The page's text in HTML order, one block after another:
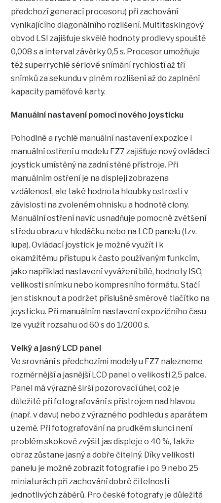
předchozí generací procesoru) při zachování
vynikajícího diagonálního rozlišení. Multitaskingový
obvod LSI zajišťuje skvělé hodnoty prodlevy spouště
0,008 s a interval závěrky 0,5 s. Procesor umožňuje
též superrychlé sériové snímání rychlostí až tří
snímků za sekundu v plném rozlišení až do zaplnění
kapacity paměťové karty.
Manuální nastavení pomocí nového joysticku
Pohodlné a rychlé manuální nastavení expozice i
manuální ostření u modelu FZ7 zajišťuje nový ovládací
joystick umístěný na zadní stěně přístroje. Při
manuálním ostření je na displeji zobrazena
vzdálenost, ale také hodnota hloubky ostrosti v
závislosti na zvoleném ohnisku a hodnotě clony.
Manuální ostření navíc usnadňuje pomocné zvětšení
středu obrazu v hledáčku nebo na LCD panelu (tzv.
lupa). Ovládací joystick je možné využít i k
okamžitému přístupu k často používaným funkcím,
jako například nastavení vyvážení bílé, hodnoty ISO,
velikosti snímku nebo kompresního formátu. Stačí
jen stisknout a podržet příslušné směrové tlačítko na
joysticku. Při manuálním nastavení expozičního času
lze využít rozsahu od 60 s do 1/2000 s.
Velký a jasný LCD panel
Ve srovnání s předchozími modely u FZ7 nalezneme
rozměrnější a jasnější LCD panel o velikosti 2,5 palce.
Panel má výrazně širší pozorovací úhel, což je
důležité při fotografování s přístrojem nad hlavou
(např. v davu) nebo z výrazného podhledu s aparátem
u země. Při fotografování na prudkém slunci není
problém skokově zvýšit jas displeje o 40 %, takže
obraz zůstane jasný a dobře čitelný. Díky velikosti
panelu je možné zobrazit fotografie i po 9 nebo 25
miniaturách při zachování dobré čitelnosti
jednotlivých záběrů. Pro české fotografy je důležitá